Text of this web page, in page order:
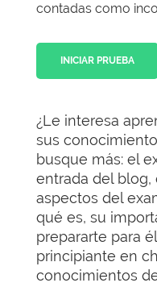
contadas como
INICIAR PRUEBA
¿Le interesa
sus
busque más: el
entrada del blog,
aspectos del
qué es, su
prepararte para
principiante en
conocimientos